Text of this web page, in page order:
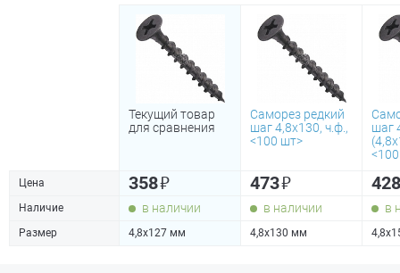
Текущий товар
для сравнения
Саморез редкий
шаг 4,8х130, ч.ф.,
<100 шт>
шаг
Цена 358₽ 473₽
Наличие в наличии в наличии в
Размер 4,8х127 мм 4,8х130 мм